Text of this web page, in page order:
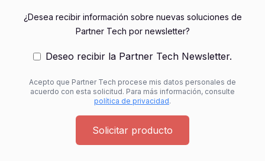
¿Desea recibir información sobre nuevas soluciones de
Partner Tech por newsletter?
Deseo recibir la Partner Tech Newsletter.
Acepto que Partner Tech procese mis datos personales de
acuerdo con esta solicitud. Para más información, consulte
política de privacidad.
Solicitar producto